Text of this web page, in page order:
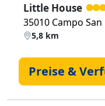
Little House
35010 Campo
5,8 km
Preise &